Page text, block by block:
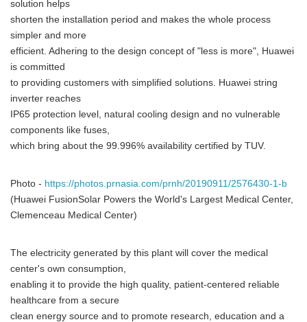
solution helps
shorten the installation period and makes the whole process
simpler and more
efficient. Adhering to the design concept of "less is more", Huawei
is committed
to providing customers with simplified solutions. Huawei string
inverter reaches
IP65 protection level, natural cooling design and no vulnerable
components like fuses,
which bring about the 99.996% availability certified by TUV.
Photo - https://photos.prnasia.com/prnh/20190911/2576430-1-b
(Huawei FusionSolar Powers the World's Largest Medical Center,
Clemenceau Medical Center)
The electricity generated by this plant will cover the medical
center's own consumption,
enabling it to provide the high quality, patient-centered reliable
healthcare from a secure
clean energy source and to promote research, education and a